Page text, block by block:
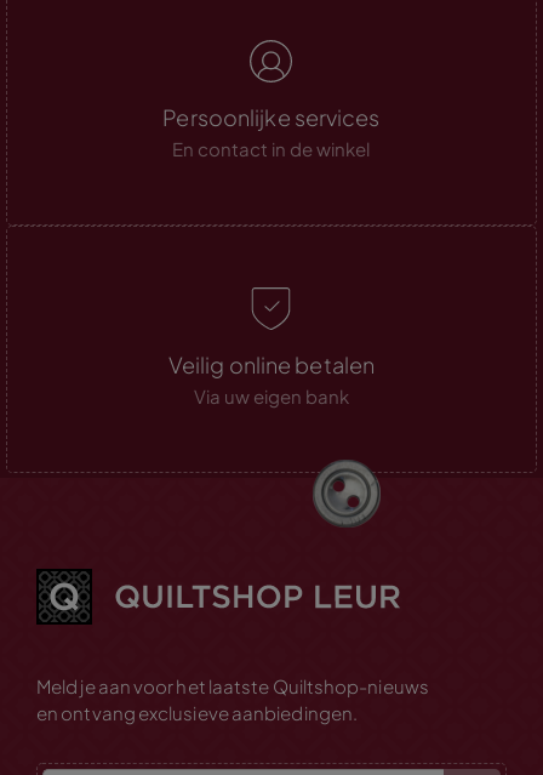
Persoonlijke services
En contact in de winkel
Veilig online betalen
Via uw eigen bank
Meld je aan voor het laatste Quiltshop-nieuws
en ontvang exclusieve aanbiedingen.